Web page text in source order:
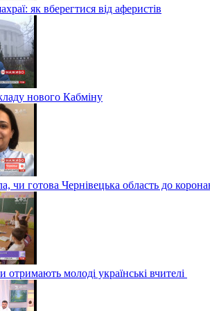
як вберегтися від аферистів
нового Кабміну
чи готова Чернівецька область до
отримають молоді українські вчителі